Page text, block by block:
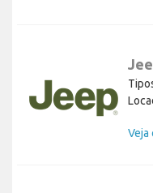
Veja